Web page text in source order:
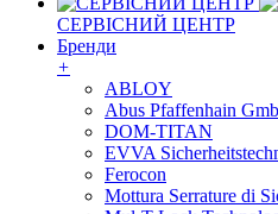
СЕРВІСНИЙ ЦЕНТР
Бренди
+
ABLOY
Abus Pfaffenhain
DOM-TITAN
EVVA
Ferocon
Mottura Serrature di